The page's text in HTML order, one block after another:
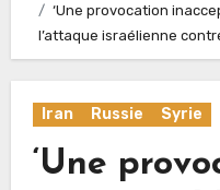
‘Une provocation
l’attaque israélienne
Iran Russie Syrie
‘Une